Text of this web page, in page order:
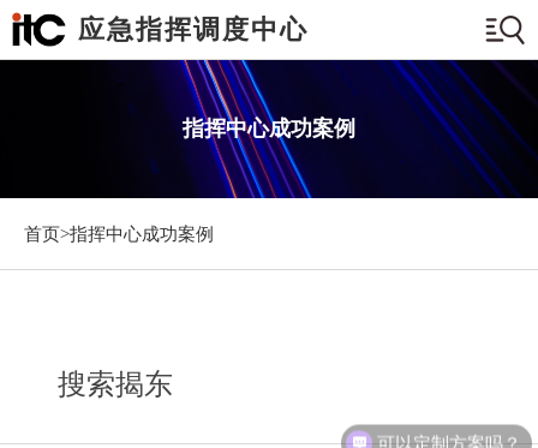
应急指挥调度中心
指挥中心成功案例
首页>指挥中心成功案例
搜索揭东
可以定制方案吗？